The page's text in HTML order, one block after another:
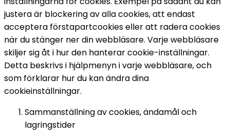
justera är blockering av alla cookies, att endast
acceptera förstapartcookies eller att radera cookies
när du stänger ner din webbläsare. Varje webbläsare
skiljer sig åt i hur den hanterar cookie-inställningar.
Detta beskrivs i hjälpmenyn i varje webbläsare, och
som förklarar hur du kan ändra dina
cookieinställningar.
Sammanställning av cookies, ändamål och
lagringstider